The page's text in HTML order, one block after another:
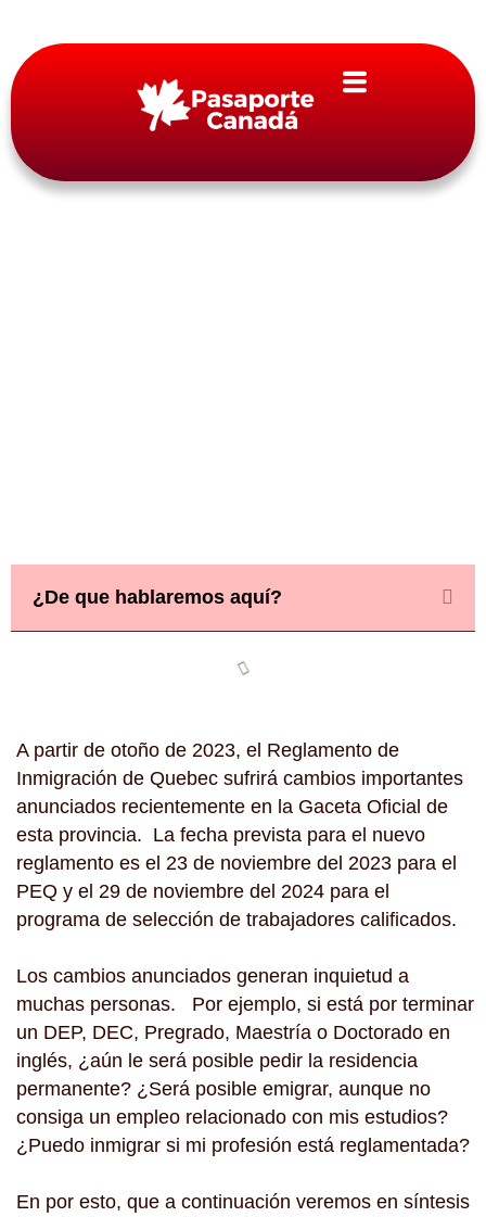
¿De que hablaremos aquí?
A partir de otoño de 2023, el Reglamento de
Inmigración de Quebec sufrirá cambios importantes
anunciados recientemente en la Gaceta Oficial de
esta provincia. La fecha prevista para el nuevo
reglamento es el 23 de noviembre del 2023 para el
PEQ y el 29 de noviembre del 2024 para el
programa de selección de trabajadores calificados.
Los cambios anunciados generan inquietud a
muchas personas. Por ejemplo, si está por terminar
un DEP, DEC, Pregrado, Maestría o Doctorado en
inglés, ¿aún le será posible pedir la residencia
permanente? ¿Será posible emigrar, aunque no
consiga un empleo relacionado con mis estudios?
¿Puedo inmigrar si mi profesión está reglamentada?
En por esto, que a continuación veremos en síntesis